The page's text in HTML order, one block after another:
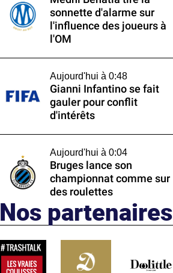
sonnette d'alarme sur
l'influence des joueurs à
l'OM
Aujourd'hui à 0:48
Gianni Infantino se fait
gauler pour conflit
d'intérêts
Aujourd'hui à 0:04
Bruges lance son
championnat comme sur
des roulettes
Nos partenaires